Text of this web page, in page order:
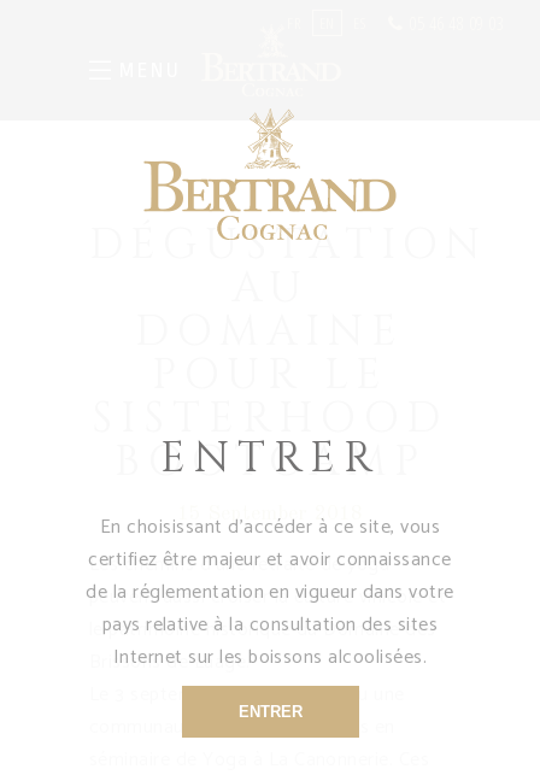
DÉGUSTATION
BOOTCAMP
15 September 2018
Les chemins d’une retraite de yoga
peuvent aussi croiser la culture vinicole et
le patrimoine historique du Domaine des
Brissons de Laage.
Le 3 septembre, nous avons reçu une
communauté de femmes réunies en
ENTRER
En choisissant d’accéder à ce site, vous
certifiez être majeur et avoir connaissance
de la réglementation en vigueur dans votre
pays relative à la consultation des sites
Internet sur les boissons alcoolisées.
ENTRER